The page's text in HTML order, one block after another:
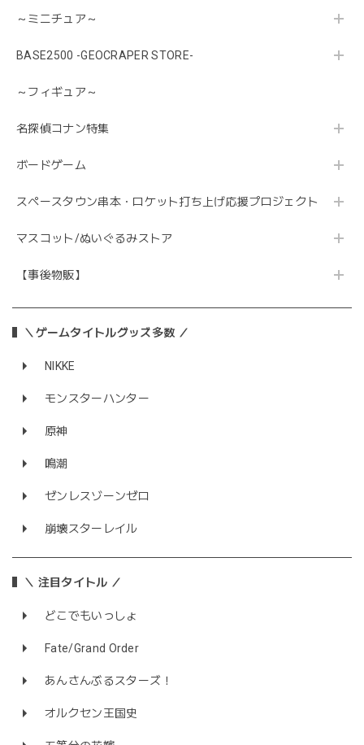
～ミニチュア～
BASE2500 -GEOCRAPER STORE-
～フィギュア～
名探偵コナン特集
ボードゲーム
スペースタウン串本・ロケット打ち上げ応援プロジェクト
マスコット/ぬいぐるみストア
【事後物販】
＼ゲームタイトルグッズ多数 ／
NIKKE
モンスターハンター
原神
鳴潮
ゼンレスゾーンゼロ
崩壊スターレイル
＼ 注目タイトル ／
どこでもいっしょ
Fate/Grand Order
あんさんぶるスターズ！
オルクセン王国史